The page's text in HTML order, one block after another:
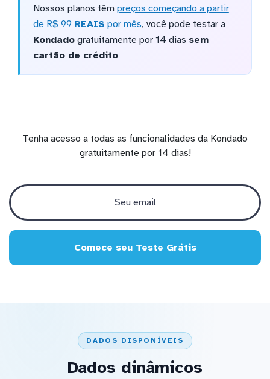
Nossos planos têm preços começando a partir
de R$ 99 REAIS por mês, você pode testar a
Kondadogratuitamente por 14 dias sem
cartão de crédito
Tenha acesso a todas as funcionalidades da Kondado
gratuitamente por 14 dias!
Comece seu Teste Grátis
DADOS DISPONÍVEIS
Dados dinâmicos